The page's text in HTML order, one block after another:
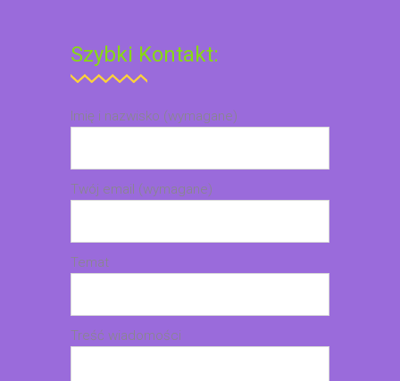
Szybki Kontakt:
Imię i nazwisko (wymagane)
Twój email (wymagane)
Temat
Treść wiadomości